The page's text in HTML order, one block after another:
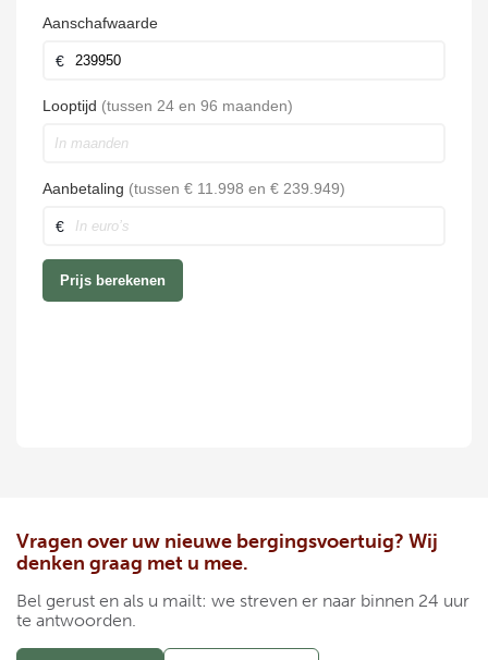
Vragen over uw nieuwe bergingsvoertuig? Wij
denken graag met u mee.
Bel gerust en als u mailt: we streven er naar binnen 24 uur
te antwoorden.